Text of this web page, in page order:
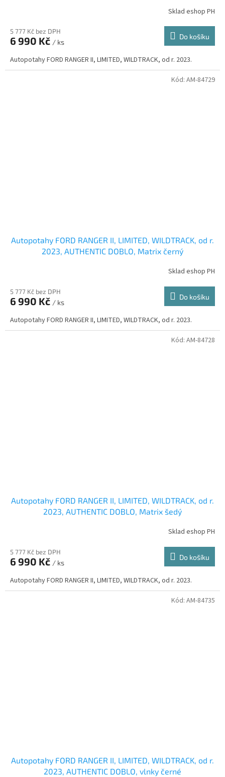
Sklad eshop PH
5 777 Kč bez DPH
6 990 Kč / ks
Do košíku
Autopotahy FORD RANGER II, LIMITED, WILDTRACK, od r. 2023.
Autopotahy FORD RANGER II, LIMITED, WILDTRACK, od r.
2023, AUTHENTIC DOBLO, Matrix černý
Sklad eshop PH
5 777 Kč bez DPH
6 990 Kč / ks
Do košíku
Autopotahy FORD RANGER II, LIMITED, WILDTRACK, od r. 2023.
Kód: AM-84729
Autopotahy FORD RANGER II, LIMITED, WILDTRACK, od r.
2023, AUTHENTIC DOBLO, Matrix šedý
Sklad eshop PH
5 777 Kč bez DPH
6 990 Kč / ks
Do košíku
Autopotahy FORD RANGER II, LIMITED, WILDTRACK, od r. 2023.
Kód: AM-84728
Autopotahy FORD RANGER II, LIMITED, WILDTRACK, od r.
2023, AUTHENTIC DOBLO, vlnky černé
Kód: AM-84735